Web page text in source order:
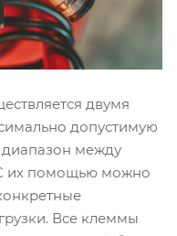
двумя
допустимую
диапазон между
их помощью можно
Все клеммы